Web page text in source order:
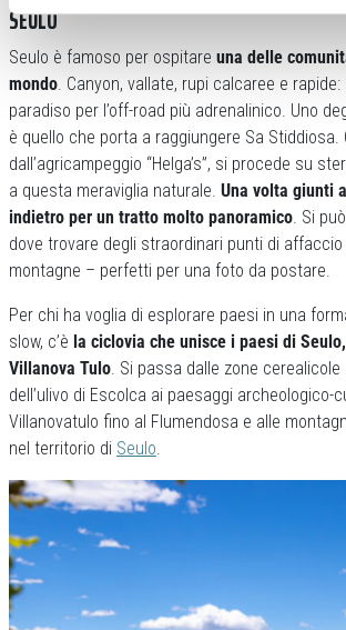
SEULO
Seulo è famoso per ospitare una delle
mondo. Canyon, vallate, rupi calcaree e
paradiso per l’off-road più adrenalinico. Uno
è quello che porta a raggiungere Sa Stiddiosa.
dall’agricampeggio “Helga’s”, si procede su
a questa meraviglia naturale. Una volta giunti
indietro per un tratto molto panoramico. Si
dove trovare degli straordinari punti di
montagne – perfetti per una foto da postare.
Per chi ha voglia di esplorare paesi in una
slow, c’è la ciclovia che unisce i paesi di
Villanova Tulo. Si passa dalle zone cerealicole
dell’ulivo di Escolca ai paesaggi archeologico-
Villanovatulo fino al Flumendosa e alle
nel territorio di Seulo.